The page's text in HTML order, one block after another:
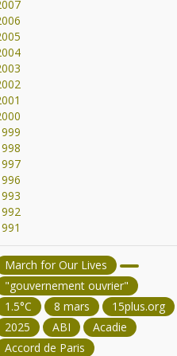
March for Our Lives
"gouvernement ouvrier"
1.5°C
8 mars
15plus.org
2025
ABI
Acadie
Accord de Paris